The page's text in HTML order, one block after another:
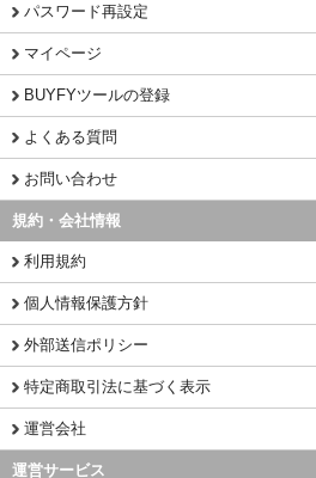
パスワード再設定
マイページ
BUYFYツールの登録
よくある質問
お問い合わせ
規約・会社情報
利用規約
個人情報保護方針
外部送信ポリシー
特定商取引法に基づく表示
運営会社
運営サービス